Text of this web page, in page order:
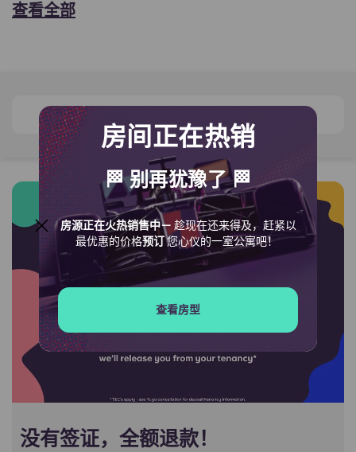
房间正在热销
🏁 别再犹豫了 🏁
房源正在火热销售中－ 趁现在还来得及，赶紧以
最优惠的价格预订您心仪的一室公寓吧！
查看房型
查看全部
没有签证，全额退款！